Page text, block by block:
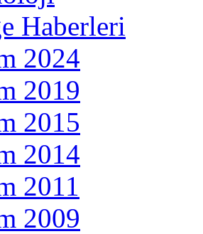
Haberleri
2024
2019
2015
2014
2011
2009